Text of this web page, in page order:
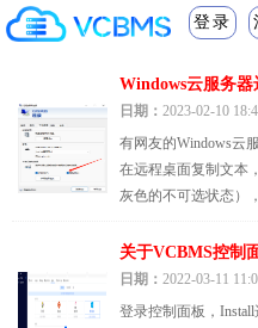
登录
Windows云服务
日期： 2023-02-10
有网友的Windows云
在远程桌面复制文本
灰色的不可选状态）
关于VCBMS控制
日期： 2022-03-11
登录控制面板，